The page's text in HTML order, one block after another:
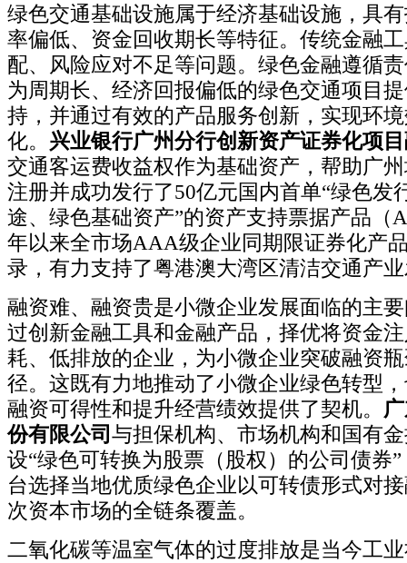
绿色交通基础设施属于经济基础设施，具
率偏低、资金回收期长等特征。传统金融
配、风险应对不足等问题。绿色金融遵循
为周期长、经济回报偏低的绿色交通项目
持，并通过有效的产品服务创新，实现环
化。 兴业银行广州分行创新资产证券化项
交通客运费收益权作为基础资产，帮助广
注册并成功发行了50亿元国内首单“绿色发
途、绿色基础资产”的资产支持票据产品（
年以来全市场AAA级企业同期限证券化产
录，有力支持了粤港澳大湾区清洁交通产
融资难、融资贵是小微企业发展面临的主
过创新金融工具和金融产品，择优将资金
耗、低排放的企业，为小微企业突破融资
径。这既有力地推动了小微企业绿色转型
融资可得性和提升经营绩效提供了契机。
份有限公司 与担保机构、市场机构和国有
设“绿色可转换为股票（股权）的公司债券
台选择当地优质绿色企业以可转债形式对
次资本市场的全链条覆盖。
二氧化碳等温室气体的过度排放是当今工